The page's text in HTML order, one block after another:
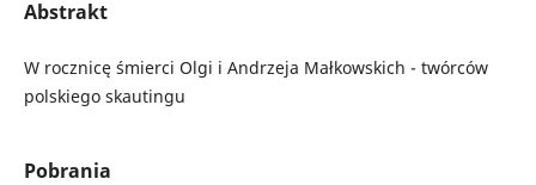
Abstrakt
W rocznicę śmierci Olgi i Andrzeja Małkowskich - twórców
polskiego skautingu
Pobrania